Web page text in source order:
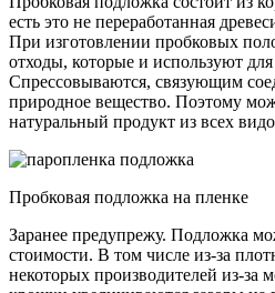
есть это не переработанная
При изготовлении пробковых
отходы, которые и используют
Спрессовываются, связующим
природное вещество. Поэтому
натуральный продукт из всех
Пробковая подложка на пленке
Заранее предупрежу. Подложка
стоимости. В том числе из-за
некоторых производителей из-за